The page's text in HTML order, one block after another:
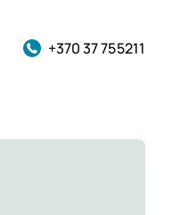
+370 37 755211